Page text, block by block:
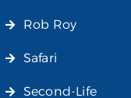
Rob Roy
Safari
Second-Life